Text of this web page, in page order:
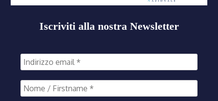
Iscriviti alla nostra Newsletter